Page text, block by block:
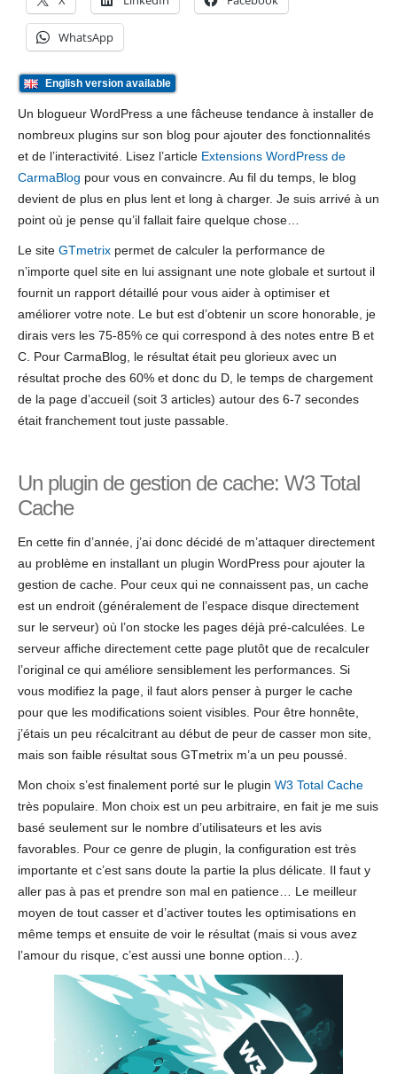
WhatsApp
English version available
Un blogueur WordPress a une fâcheuse tendance à installer de
nombreux plugins sur son blog pour ajouter des fonctionnalités
et de l’interactivité. Lisez l’article Extensions WordPress de
CarmaBlog pour vous en convaincre. Au fil du temps, le blog
devient de plus en plus lent et long à charger. Je suis arrivé à un
point où je pense qu’il fallait faire quelque chose…
Le site GTmetrix permet de calculer la performance de
n’importe quel site en lui assignant une note globale et surtout il
fournit un rapport détaillé pour vous aider à optimiser et
améliorer votre note. Le but est d’obtenir un score honorable, je
dirais vers les 75-85% ce qui correspond à des notes entre B et
C. Pour CarmaBlog, le résultat était peu glorieux avec un
résultat proche des 60% et donc du D, le temps de chargement
de la page d’accueil (soit 3 articles) autour des 6-7 secondes
était franchement tout juste passable.
Un plugin de gestion de cache: W3 Total
Cache
En cette fin d’année, j’ai donc décidé de m’attaquer directement
au problème en installant un plugin WordPress pour ajouter la
gestion de cache. Pour ceux qui ne connaissent pas, un cache
est un endroit (généralement de l’espace disque directement
sur le serveur) où l’on stocke les pages déjà pré-calculées. Le
serveur affiche directement cette page plutôt que de recalculer
l’original ce qui améliore sensiblement les performances. Si
vous modifiez la page, il faut alors penser à purger le cache
pour que les modifications soient visibles. Pour être honnête,
j’étais un peu récalcitrant au début de peur de casser mon site,
mais son faible résultat sous GTmetrix m’a un peu poussé.
Mon choix s’est finalement porté sur le plugin W3 Total Cache
très populaire. Mon choix est un peu arbitraire, en fait je me suis
basé seulement sur le nombre d’utilisateurs et les avis
favorables. Pour ce genre de plugin, la configuration est très
importante et c’est sans doute la partie la plus délicate. Il faut y
aller pas à pas et prendre son mal en patience… Le meilleur
moyen de tout casser et d’activer toutes les optimisations en
même temps et ensuite de voir le résultat (mais si vous avez
l’amour du risque, c’est aussi une bonne option…).